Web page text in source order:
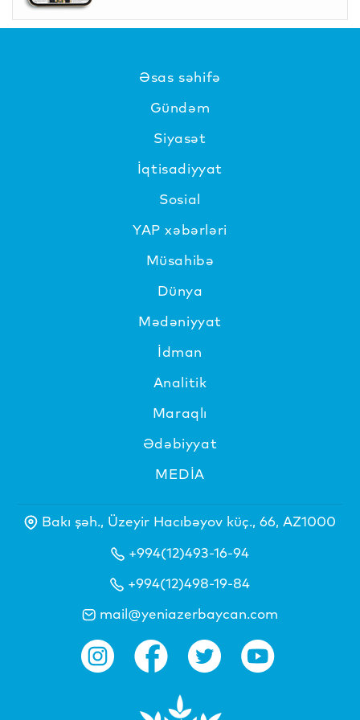
Əsas səhifə
Gündəm
Siyasət
İqtisadiyyat
Sosial
YAP xəbərləri
Müsahibə
Dünya
Mədəniyyat
İdman
Analitik
Maraqlı
Ədəbiyyat
MEDİA
Bakı şəh., Üzeyir Hacıbəyov küç., 66, AZ1000
+994(12)493-16-94
+994(12)498-19-84
mail@yeniazerbaycan.com